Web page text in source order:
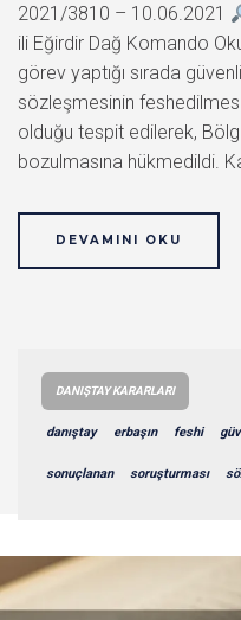
2021/3810 – 10.06.2021
ili Eğirdir Dağ Komando
görev yaptığı sırada
sözleşmesinin
olduğu tespit edilerek,
bozulmasına hükmedildi.
DEVAMINI OKU
DANIŞTAY KARARLARI
danıştay erbaşın feshi
sonuçlanan soruşturması